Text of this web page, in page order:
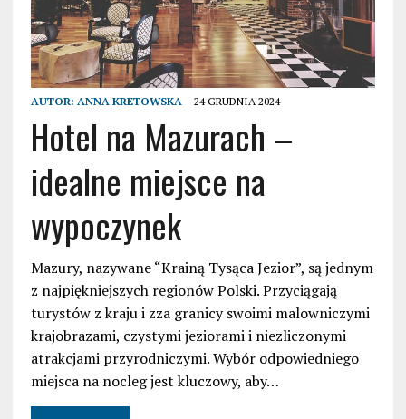
AUTOR: ANNA KRETOWSKA 24 GRUDNIA 2024
Hotel na Mazurach –
idealne miejsce na
wypoczynek
Mazury, nazywane “Krainą Tysąca Jezior”, są jednym
z najpiękniejszych regionów Polski. Przyciągają
turystów z kraju i zza granicy swoimi malowniczymi
krajobrazami, czystymi jeziorami i niezliczonymi
atrakcjami przyrodniczymi. Wybór odpowiedniego
miejsca na nocleg jest kluczowy, aby…